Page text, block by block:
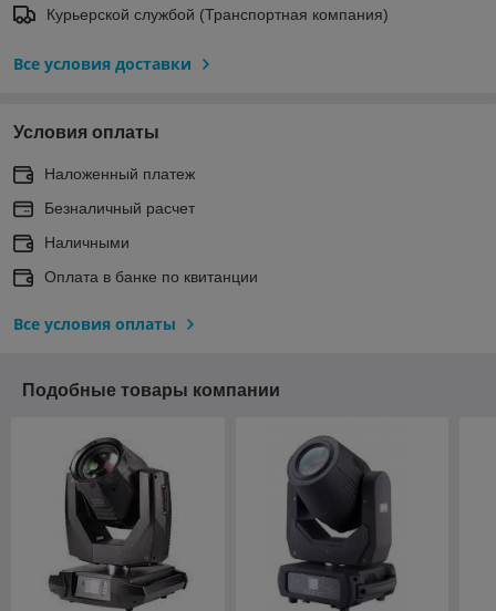
Курьерской службой (Транспортная компания)
Все условия доставки
Условия оплаты
Наложенный платеж
Безналичный расчет
Наличными
Оплата в банке по квитанции
Все условия оплаты
Подобные товары компании